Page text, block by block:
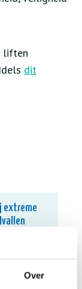
Over
liften
dit
extreme